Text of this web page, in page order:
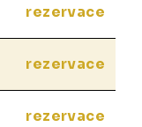
rezervace
rezervace
rezervace